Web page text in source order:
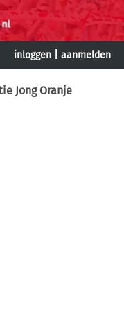
inloggen aanmelden
Jong Oranje